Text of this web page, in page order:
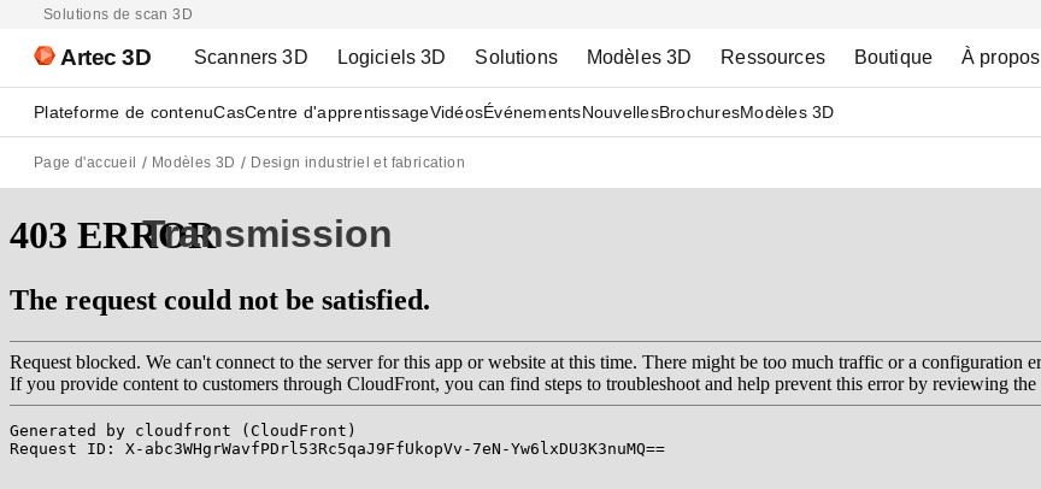
Solutions de scan 3D
Artec 3D Scanners 3D Logiciels 3D Solutions Modèles 3D Ressources Boutique À propos
Plateforme de contenuCasCentre d'apprentissageVidéosÉvénementsNouvellesBrochuresModèles 3D
Page d'accueil Modèles 3D Design industriel et fabrication
Transmission